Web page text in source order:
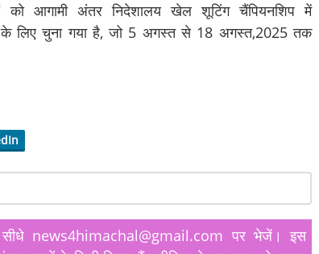
आगामी अंतर निदेशालय खेल शूटिंग चैंपियनशिप में
के लिए चुना गया है, जो 5 अगस्त से 18 अगस्त,2025 तक
सीधे news4himachal@gmail.com पर भेजें। इस